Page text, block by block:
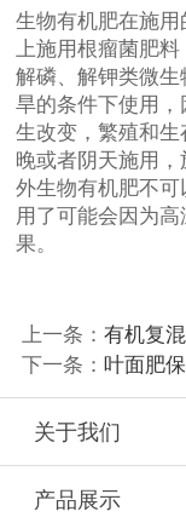
生物有机肥在施
上施用根瘤菌肥
解磷、解钾类微
旱的条件下使用
生改变，繁殖和
晚或者阴天施用
外生物有机肥不
用了可能会因为
果。
上一条： 有机复
下一条： 叶面肥
关于我们
产品展示